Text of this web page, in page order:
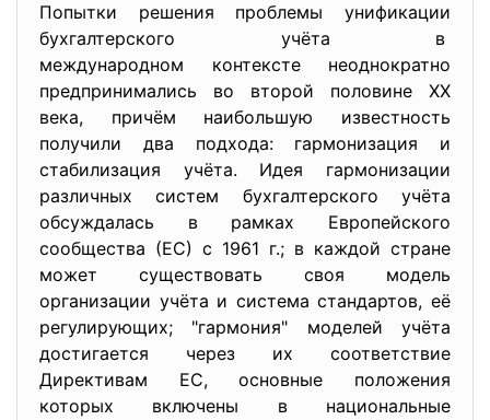
Попытки решения проблемы унификации
бухгалтерского учёта в
международном контексте неоднократно
предпринимались во второй половине XX
века, причём наибольшую известность
получили два подхода: гармонизация и
стабилизация учёта. Идея гармонизации
различных систем бухгалтерского учёта
обсуждалась в рамках Европейского
сообщества (ЕС) с 1961 г.; в каждой стране
может существовать своя модель
организации учёта и система стандартов, её
регулирующих; "гармония" моделей учёта
достигается через их соответствие
Директивам ЕС, основные положения
которых включены в национальные